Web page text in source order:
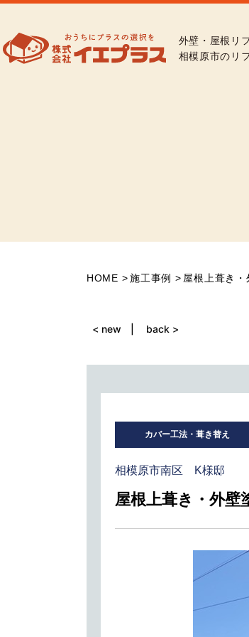
外壁・屋根リ
相模原市のリ
HOME 施工事例 屋根上葺き
< new back >
カバー工法・葺き替え
相模原市南区 K様邸
屋根上葺き・外壁